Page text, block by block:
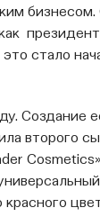
стало
Создание
второго